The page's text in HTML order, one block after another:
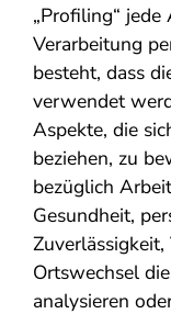
„Profiling“
Verarbeitung
besteht, dass
verwendet
Aspekte, die
beziehen, zu
bezüglich
Gesundheit,
Ortswechsel
analysieren